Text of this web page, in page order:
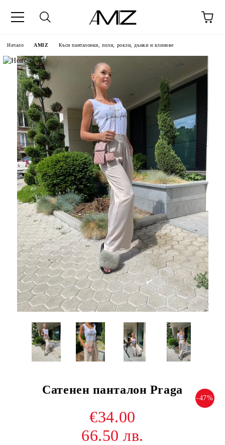
Начало AMIZ Къси панталонки, поли, рокли, дънки и клинове
Сатенен панталон Praga
-47%
€34.00
66.50 лв.